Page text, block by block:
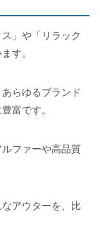
」や「リラック
す。
らゆるブランド
富です。
ファーや高品質
アウターを、比